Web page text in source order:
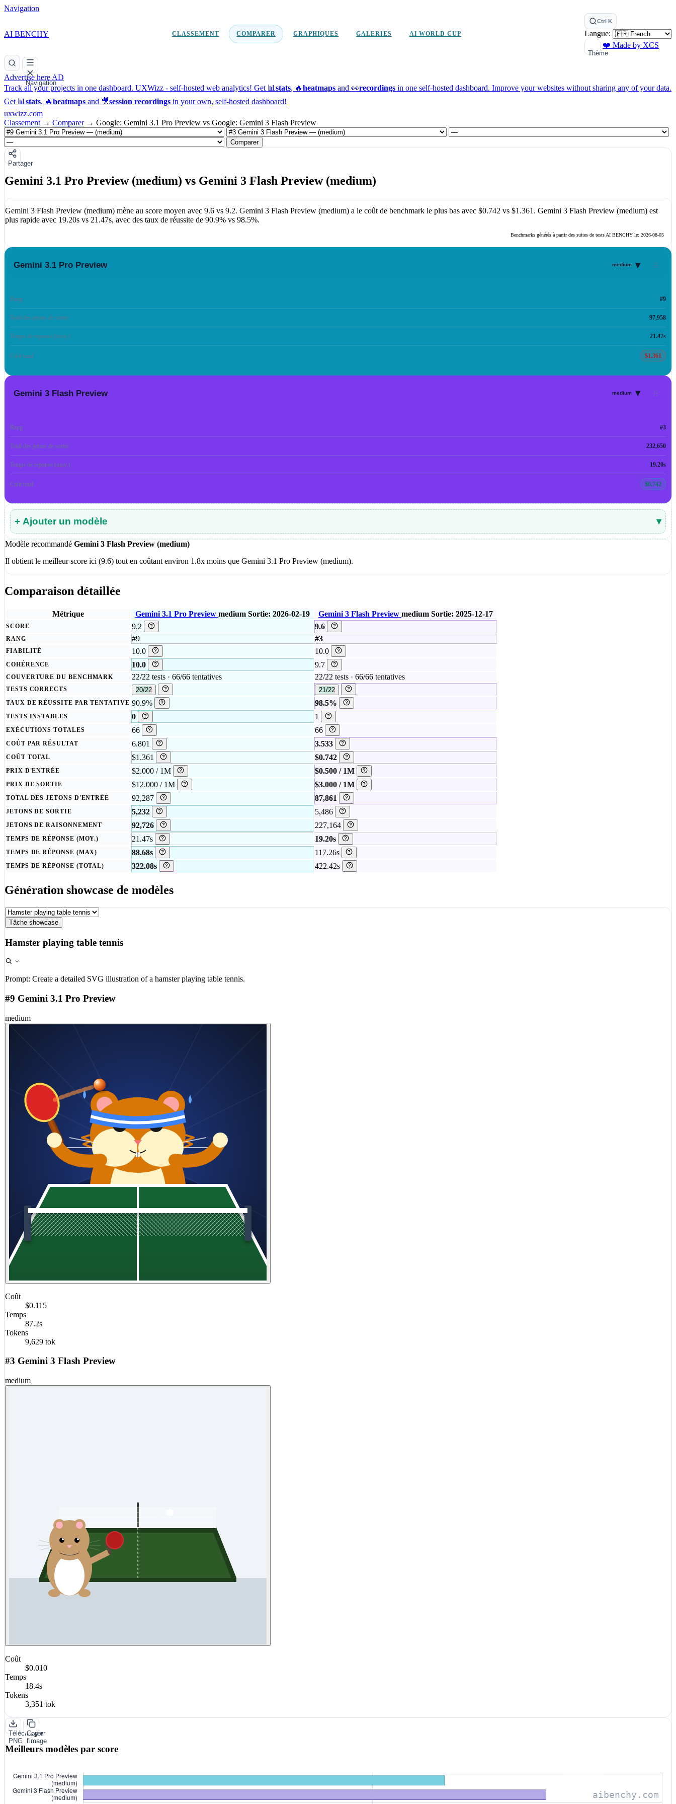
Navigation
AI BENCHY CLASSEMENT COMPARER GRAPHIQUES GALERIES AI WORLD CUP
Ctrl K
Langue:
Thème
❤️ Made by XCS
Navigation
Advertise here AD
Track all your projects in one dashboard. UXWizz - self-hosted web analytics! Get 📊 stats, 🔥heatmaps and 👀recordings in one self-hosted dashboard. Improve your websites without sharing any of your data.
Get 📊 stats, 🔥heatmaps and 🎥session recordings in your own, self-hosted dashboard!
uxwizz.com
Classement → Comparer → Google: Gemini 3.1 Pro Preview vs Google: Gemini 3 Flash Preview
Comparer
Partager
Gemini 3.1 Pro Preview (medium) vs Gemini 3 Flash Preview (medium)
Gemini 3 Flash Preview (medium) mène au score moyen avec 9.6 vs 9.2. Gemini 3 Flash Preview (medium) a le coût de benchmark le plus bas avec $0.742 vs $1.361 . Gemini 3 Flash Preview (medium) est
plus rapide avec 19.20s vs 21.47s, avec des taux de réussite de 90.9% vs 98.5%.
Benchmarks générés à partir des suites de tests AI BENCHY le: 2026-08-05
Gemini 3.1 Pro Preview medium ▾
Rang #9
Total des jetons de sortie 97,958
Temps de réponse (moy.) 21.47s
Coût total $1.361
Gemini 3 Flash Preview medium ▾
Rang #3
Total des jetons de sortie 232,650
Temps de réponse (moy.) 19.20s
Coût total $0.742
+ Ajouter un modèle ▾
Modèle recommandé Gemini 3 Flash Preview (medium)
Il obtient le meilleur score ici (9.6) tout en coûtant environ 1.8x moins que Gemini 3.1 Pro Preview (medium).
Comparaison détaillée
Métrique Gemini 3.1 Pro Preview medium Sortie: 2026-02-19 Gemini 3 Flash Preview medium Sortie: 2025-12-17
SCORE 9.2 9.6
RANG #9 #3
FIABILITÉ 10.0 10.0
COHÉRENCE 10.0 9.7
COUVERTURE DU BENCHMARK 22/22 tests · 66/66 tentatives 22/22 tests · 66/66 tentatives
TESTS CORRECTS 20/22 21/22
TAUX DE RÉUSSITE PAR TENTATIVE 90.9% 98.5%
TESTS INSTABLES 0 1
EXÉCUTIONS TOTALES 66 66
COÛT PAR RÉSULTAT 6.801 3.533
COÛT TOTAL $1.361 $0.742
PRIX D'ENTRÉE $2.000 / 1M $0.500 / 1M
PRIX DE SORTIE $12.000 / 1M $3.000 / 1M
TOTAL DES JETONS D'ENTRÉE 92,287 87,861
JETONS DE SORTIE 5,232 5,486
JETONS DE RAISONNEMENT 92,726 227,164
TEMPS DE RÉPONSE (MOY.) 21.47s 19.20s
TEMPS DE RÉPONSE (MAX) 88.68s 117.26s
TEMPS DE RÉPONSE (TOTAL) 322.08s 422.42s
Génération showcase de modèles
Tâche showcase
Hamster playing table tennis
Prompt: Create a detailed SVG illustration of a hamster playing table tennis.
#9 Gemini 3.1 Pro Preview
medium
Coût
$0.115
Temps
87.2s
Tokens
9,629 tok
#3 Gemini 3 Flash Preview
medium
Coût
$0.010
Temps
18.4s
Tokens
3,351 tok
Télécharger
PNG
Copier
l'image
Meilleurs modèles par score